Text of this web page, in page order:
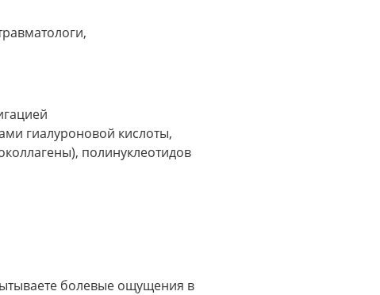
гиалуроновой кислоты,
полинуклеотидов
болевые ощущения в